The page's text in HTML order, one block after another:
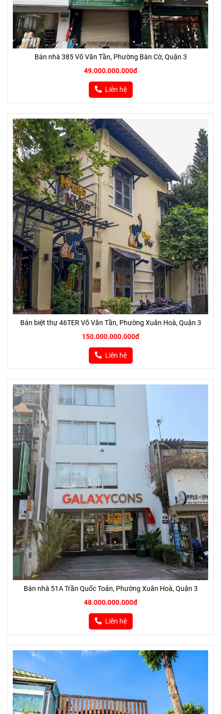
Bán nhà 385 Võ Văn Tần, Phường Bàn Cờ, Quận 3
49.000.000.000đ
Liên hệ
Bán biệt thự 46TER Võ Văn Tần, Phường Xuân Hoà, Quận 3
150.000.000.000đ
Liên hệ
Bán nhà 51A Trần Quốc Toản, Phường Xuân Hoà, Quận 3
48.000.000.000đ
Liên hệ